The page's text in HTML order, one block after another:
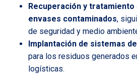
Recuperación y
envases contaminados,
de seguridad y medio
Implantación de sistemas
para los residuos generados
logísticas.